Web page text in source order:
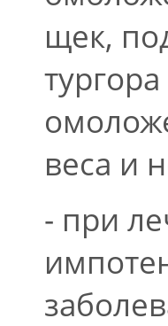
щек,
веса и
- при